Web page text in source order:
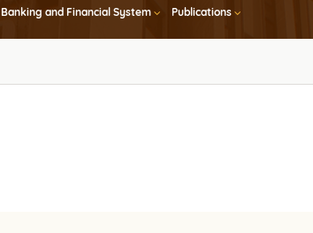
Banking and Financial System Publications